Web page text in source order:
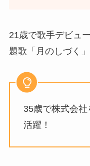
21歳で歌手デビュ
題歌「月のしづく
35歳で株式会
活躍！